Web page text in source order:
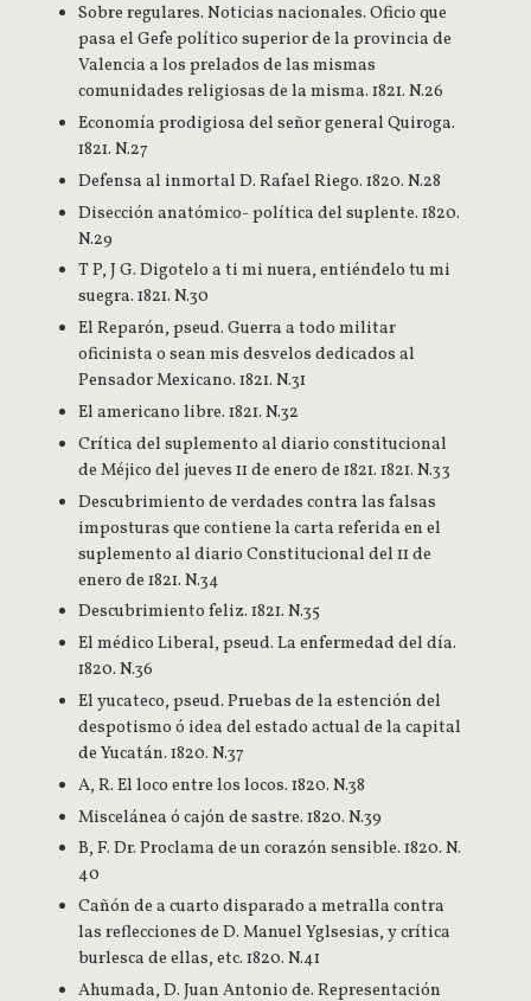
Sobre regulares. Noticias nacionales. Oficio que
pasa el Gefe político superior de la provincia de
Valencia a los prelados de las mismas
comunidades religiosas de la misma. 1821. N.26
Economía prodigiosa del señor general Quiroga.
1821. N.27
Defensa al inmortal D. Rafael Riego. 1820. N.28
Disección anatómico- política del suplente. 1820.
N.29
T P, J G. Digotelo a ti mi nuera, entiéndelo tu mi
suegra. 1821. N.30
El Reparón, pseud. Guerra a todo militar
oficinista o sean mis desvelos dedicados al
Pensador Mexicano. 1821. N.31
El americano libre. 1821. N.32
Crítica del suplemento al diario constitucional
de Méjico del jueves 11 de enero de 1821. 1821. N.33
Descubrimiento de verdades contra las falsas
imposturas que contiene la carta referida en el
suplemento al diario Constitucional del 11 de
enero de 1821. N.34
Descubrimiento feliz. 1821. N.35
El médico Liberal, pseud. La enfermedad del día.
1820. N.36
El yucateco, pseud. Pruebas de la estención del
despotismo ó idea del estado actual de la capital
de Yucatán. 1820. N.37
A, R. El loco entre los locos. 1820. N.38
Miscelánea ó cajón de sastre. 1820. N.39
B, F. Dr. Proclama de un corazón sensible. 1820. N.
40
Cañón de a cuarto disparado a metralla contra
las reflecciones de D. Manuel Yglsesias, y crítica
burlesca de ellas, etc. 1820. N.41
Ahumada, D. Juan Antonio de. Representación